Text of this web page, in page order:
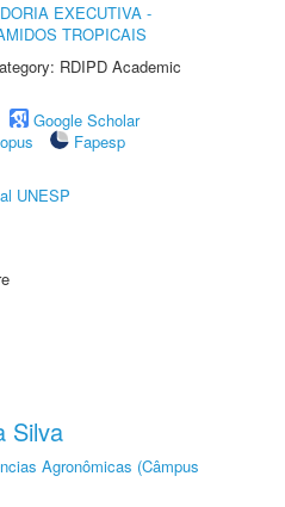
EXECUTIVA -
TROPICAIS
RDIPD Academic
Google Scholar
Fapesp
UNESP
Silva
Agronômicas (Câmpus